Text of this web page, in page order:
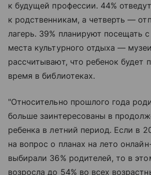
к будущей профессии. 44%
к родственникам, а четверть —
лагерь. 39% планируют посещать
места культурного отдыха —
рассчитывают, что ребенок будет
время в библиотеках.
"Относительно прошлого года
больше заинтересованы в
ребенка в летний период. Если в
на вопрос о планах на лето
выбирали 36% родителей, то в
возросла до 54% во всех